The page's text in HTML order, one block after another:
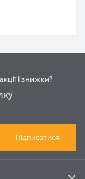
і знижки?
Підписатися